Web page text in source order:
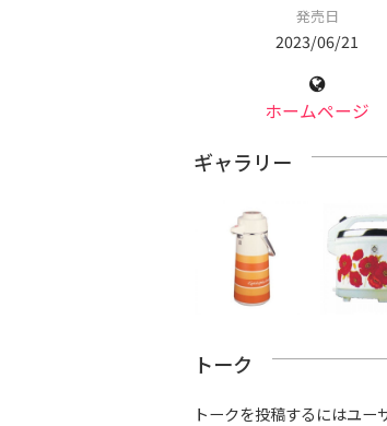
発売日
2023/06/21
ホームページ
ギャラリー
トーク
トークを投稿するにはユー